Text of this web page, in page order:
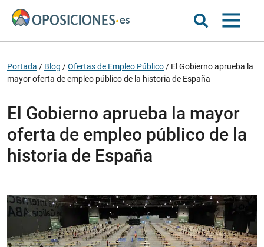
Portada / Blog /Ofertas de Empleo Público / El Gobierno aprueba la
mayor oferta de empleo público de la historia de España
El Gobierno aprueba la mayor
oferta de empleo público de la
historia de España